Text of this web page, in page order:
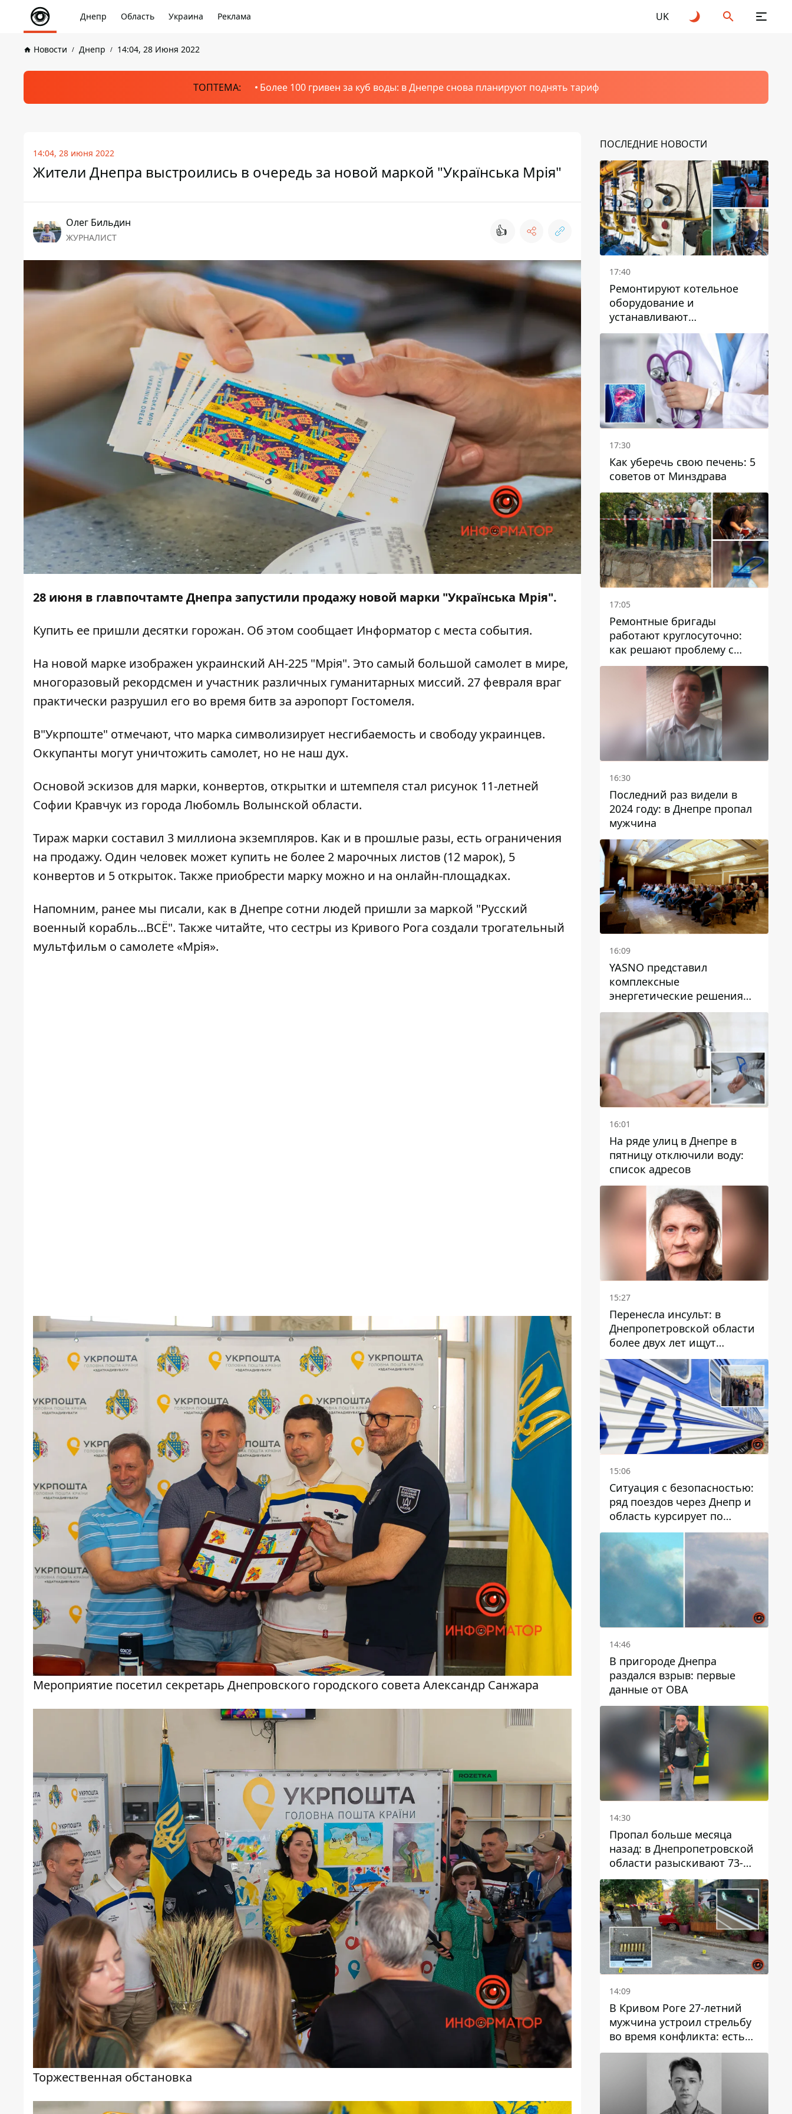
Днепр Область Украина Реклама UK
Новости Днепр 14:04, 28 Июня 2022
ТОПТЕМА: Более 100 гривен за куб воды: в Днепре снова планируют поднять тариф
14:04, 28 июня 2022
Жители Днепра выстроились в очередь за новой маркой "Українська Мрія"
Олег Бильдин
ЖУРНАЛИСТ 👍
28 июня в главпочтамте Днепра запустили продажу новой марки "Українська Мрія".
Купить ее пришли десятки горожан. Об этом сообщает Информатор с места события.
На новой марке изображен украинский АН-225 "Мрія". Это самый большой самолет в мире,
многоразовый рекордсмен и участник различных гуманитарных миссий. 27 февраля враг
практически разрушил его во время битв за аэропорт Гостомеля.
В"Укрпоште" отмечают, что марка символизирует несгибаемость и свободу украинцев.
Оккупанты могут уничтожить самолет, но не наш дух.
Основой эскизов для марки, конвертов, открытки и штемпеля стал рисунок 11-летней
Софии Кравчук из города Любомль Волынской области.
Тираж марки составил 3 миллиона экземпляров. Как и в прошлые разы, есть ограничения
на продажу. Один человек может купить не более 2 марочных листов (12 марок), 5
конвертов и 5 открыток. Также приобрести марку можно и на онлайн-площадках.
Напомним, ранее мы писали, как в Днепре сотни людей пришли за маркой "Русский
военный корабль...ВСЁ". Также читайте, что сестры из Кривого Рога создали трогательный
мультфильм о самолете «Мрія».
Мероприятие посетил секретарь Днепровского городского совета Александр Санжара
Торжественная обстановка
ПОСЛЕДНИЕ НОВОСТИ
17:40
Ремонтируют котельное
оборудование и
устанавливают
генераторные установки:
как в Днепре готовятся к
отопительному сезону
17:30
Как уберечь свою печень: 5
советов от Минздрава
17:05
Ремонтные бригады
работают круглосуточно:
как решают проблему с
водой в Марганецкой
громаде
16:30
Последний раз видели в
2024 году: в Днепре пропал
мужчина
16:09
YASNO представил
комплексные
энергетические решения
для бизнеса в Днепре
16:01
На ряде улиц в Днепре в
пятницу отключили воду:
список адресов
15:27
Перенесла инсульт: в
Днепропетровской области
более двух лет ищут
пропавшую женщину
15:06
Ситуация с безопасностью:
ряд поездов через Днепр и
область курсирует по
измененному маршруту, а
часть пути заменили
автобусами и электричками
14:46
В пригороде Днепра
раздался взрыв: первые
данные от ОВА
14:30
Пропал больше месяца
назад: в Днепропетровской
области разыскивают 73-
летнего мужчину
14:09
В Кривом Роге 27-летний
мужчина устроил стрельбу
во время конфликта: есть
раненый